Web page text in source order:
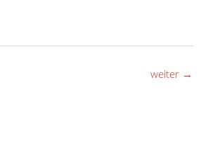
weiter →